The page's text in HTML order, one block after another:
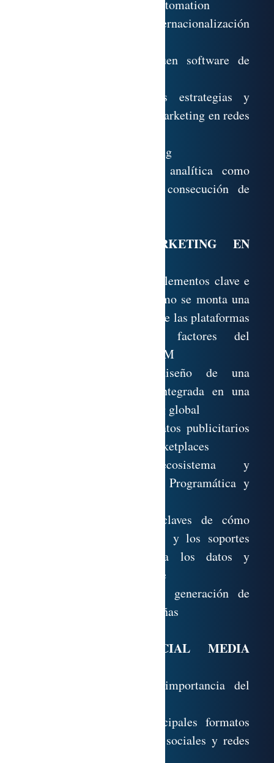
un proceso de Marketing Automation
2.3. Externalización o internacionalización
2.4. Elección de un buen software de
Conocimiento de las estrategias y
herramientas para el marketing en redes
Uso del email marketing
Planteamiento de la analítica como
herramienta para la consecución de
MÓDULO 5. MARKETING EN
Conocimiento de los elementos clave e
imprescindibles de cómo se monta una
campaña en cada una de las plataformas
y los principales factores del
posicionamiento de SEM
Comprensión del diseño de una
estrategia de SEM integrada en una
estrategia de marketing global
Dominio de los formatos publicitarios
para ecommerce y marketplaces
Análisis del ecosistema y
funcionamiento de la Programática y
Adquisición de las claves de cómo
ejecutar las campañas y los soportes
disponibles gracias a los datos y
segmentación al detalle
Aprendizaje sobre la generación de
reporting de las campañas
MÓDULO 6. SOCIAL MEDIA
Comprensión de la importancia del
Dominio de los principales formatos
publicitarios en redes sociales y redes